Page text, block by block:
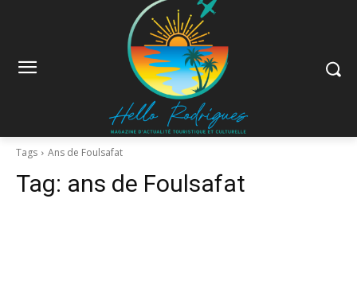
Tags Ans de Foulsafat
Tag: ans de Foulsafat